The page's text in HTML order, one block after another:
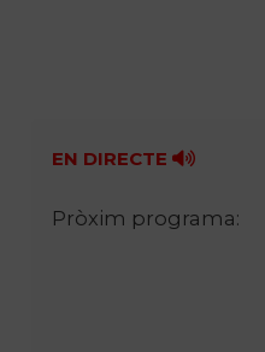
Fes-te'n soci!
EN DIRECTE
Pròxim programa: